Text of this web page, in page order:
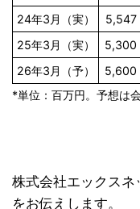
24年3月（実）
5,547
25年3月（実）
5,300
26年3月（予）
5,600
*単位：百万円。予想は
株式会社エックス
をお伝えします。